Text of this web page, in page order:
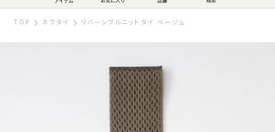
TOP ネクタイ リバーシブルニットタイ ベージュ